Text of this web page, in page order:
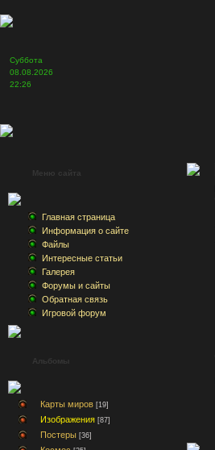
Суббота
08.08.2026
22:26
Меню сайта
Главная страница
Информация о сайте
Файлы
Интересные статьи
Галерея
Форумы и сайты
Обратная связь
Игровой форум
Альбомы
Карты миров [19]
Изображения [87]
Постеры [36]